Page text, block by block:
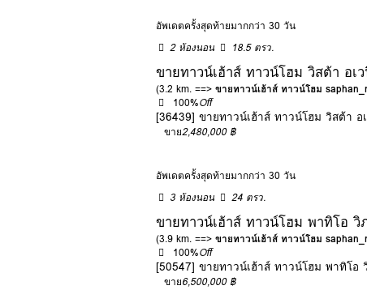
อัพเดตครั้งสุดท้ายมากกว่า 30 วัน
2 ห้องนอน
18.5 ตรว.
ขายทาวน์เฮ้าส์ ทาวน์โฮม วิสต้า อเ
(3.2 km. ==> ขายทาวน์เฮ้าส์ ทาวน์โฮม
100%Off
[36439] ขายทาวน์เฮ้าส์ ทาวน์โฮม วิสต้า
ขาย2,480,000 ฿
อัพเดตครั้งสุดท้ายมากกว่า 30 วัน
3 ห้องนอน
24 ตรว.
ขายทาวน์เฮ้าส์ ทาวน์โฮม พาทิโอ วิ
(3.9 km. ==> ขายทาวน์เฮ้าส์ ทาวน์โฮม
100%Off
[50547] ขายทาวน์เฮ้าส์ ทาวน์โฮม พาทิโอ
ขาย6,500,000 ฿